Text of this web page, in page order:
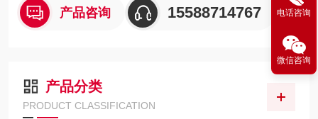
产品咨询 15588714767
产品分类
PRODUCT CLASSIFICATION
电话咨询
微信咨询